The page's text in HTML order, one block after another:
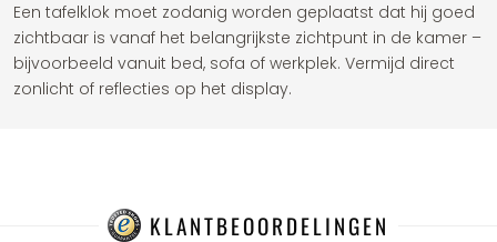
Een tafelklok moet zodanig worden geplaatst dat hij goed
zichtbaar is vanaf het belangrijkste zichtpunt in de kamer –
bijvoorbeeld vanuit bed, sofa of werkplek. Vermijd direct
zonlicht of reflecties op het display.
KLANTBEOORDELINGEN